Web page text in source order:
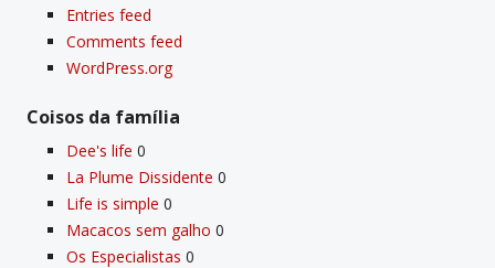
Entries feed
Comments feed
WordPress.org
Coisos da famí­lia
Dee's life 0
La Plume Dissidente 0
Life is simple 0
Macacos sem galho 0
Os Especialistas 0